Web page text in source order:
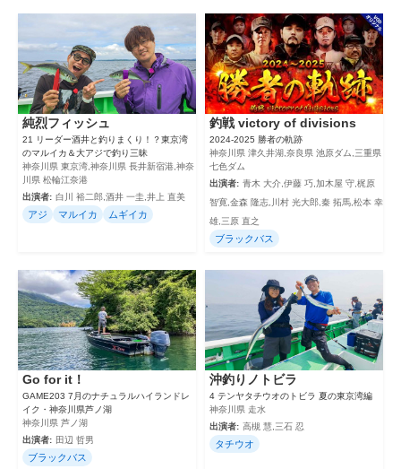
純烈フィッシュ
21 リーダー酒井と釣りまくり！？東京湾
のマルイカ＆大アジで釣り三昧
神奈川県 東京湾,神奈川県 長井新宿港,神奈
川県 松輪江奈港
出演者: 白川 裕二郎,酒井 一圭,井上 直美
アジ マルイカ ムギイカ
釣戦 victory of divisions
2024‐2025 勝者の軌跡
神奈川県 津久井湖,奈良県 池原ダム,三重県
七色ダム
出演者: 青木 大介,伊藤 巧,加木屋 守,梶原
智寛,金森 隆志,川村 光大郎,秦 拓馬,松本 幸
雄,三原 直之
ブラックバス
Go for it！
GAME203 7月のナチュラルハイランドレ
イク・神奈川県芦ノ湖
神奈川県 芦ノ湖
出演者: 田辺 哲男
ブラックバス
沖釣りノトビラ
4 テンヤタチウオのトビラ 夏の東京湾編
神奈川県 走水
出演者: 高槻 慧,三石 忍
タチウオ